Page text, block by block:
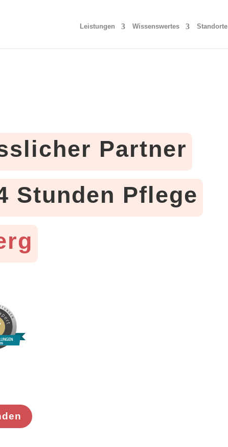
Leistungen Wissenswertes Standorte
Partner
Stunden Pflege